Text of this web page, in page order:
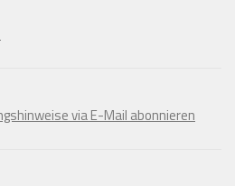
via E-Mail abonnieren